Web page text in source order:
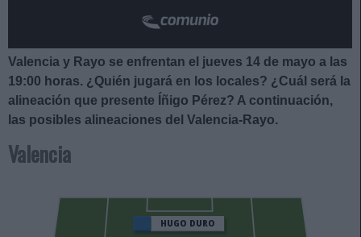
Valencia y Rayo se enfrentan el jueves 14 de mayo a las
19:00 horas. ¿Quién jugará en los locales? ¿Cuál será la
alineación que presente Íñigo Pérez? A continuación,
las posibles alineaciones del Valencia-Rayo.
Valencia
HUGO DURO